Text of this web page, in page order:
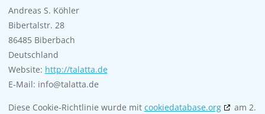
Andreas S. Köhler
Bibertalstr. 28
86485 Biberbach
Deutschland
Website: http://talatta.de
E-Mail: info@talatta.de
Diese Cookie-Richtlinie wurde mit cookiedatabase.org
am 2.